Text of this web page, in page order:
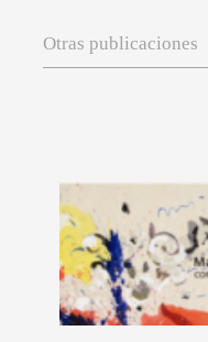
Otras publicaciones